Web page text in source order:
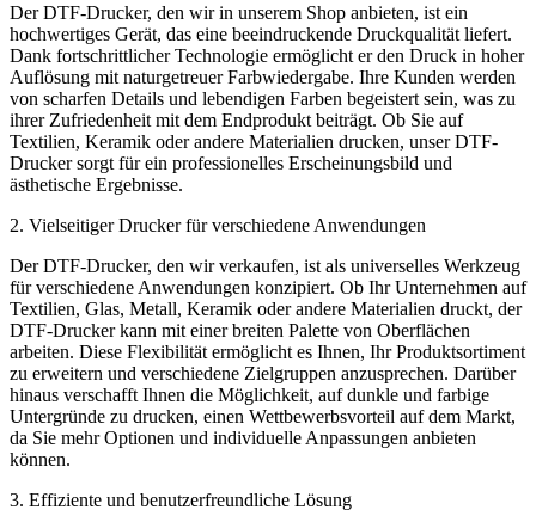
Der DTF-Drucker, den wir in unserem Shop anbieten, ist ein
hochwertiges Gerät, das eine beeindruckende Druckqualität liefert.
Dank fortschrittlicher Technologie ermöglicht er den Druck in hoher
Auflösung mit naturgetreuer Farbwiedergabe. Ihre Kunden werden
von scharfen Details und lebendigen Farben begeistert sein, was zu
ihrer Zufriedenheit mit dem Endprodukt beiträgt. Ob Sie auf
Textilien, Keramik oder andere Materialien drucken, unser DTF-
Drucker sorgt für ein professionelles Erscheinungsbild und
ästhetische Ergebnisse.
2. Vielseitiger Drucker für verschiedene Anwendungen
Der DTF-Drucker, den wir verkaufen, ist als universelles Werkzeug
für verschiedene Anwendungen konzipiert. Ob Ihr Unternehmen auf
Textilien, Glas, Metall, Keramik oder andere Materialien druckt, der
DTF-Drucker kann mit einer breiten Palette von Oberflächen
arbeiten. Diese Flexibilität ermöglicht es Ihnen, Ihr Produktsortiment
zu erweitern und verschiedene Zielgruppen anzusprechen. Darüber
hinaus verschafft Ihnen die Möglichkeit, auf dunkle und farbige
Untergründe zu drucken, einen Wettbewerbsvorteil auf dem Markt,
da Sie mehr Optionen und individuelle Anpassungen anbieten
können.
3. Effiziente und benutzerfreundliche Lösung